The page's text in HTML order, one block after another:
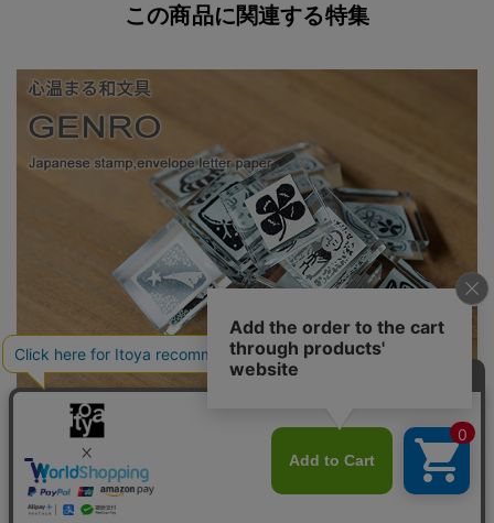
この商品に関連する特集
心あたたまる「玄廬（げんろ）」の和文具